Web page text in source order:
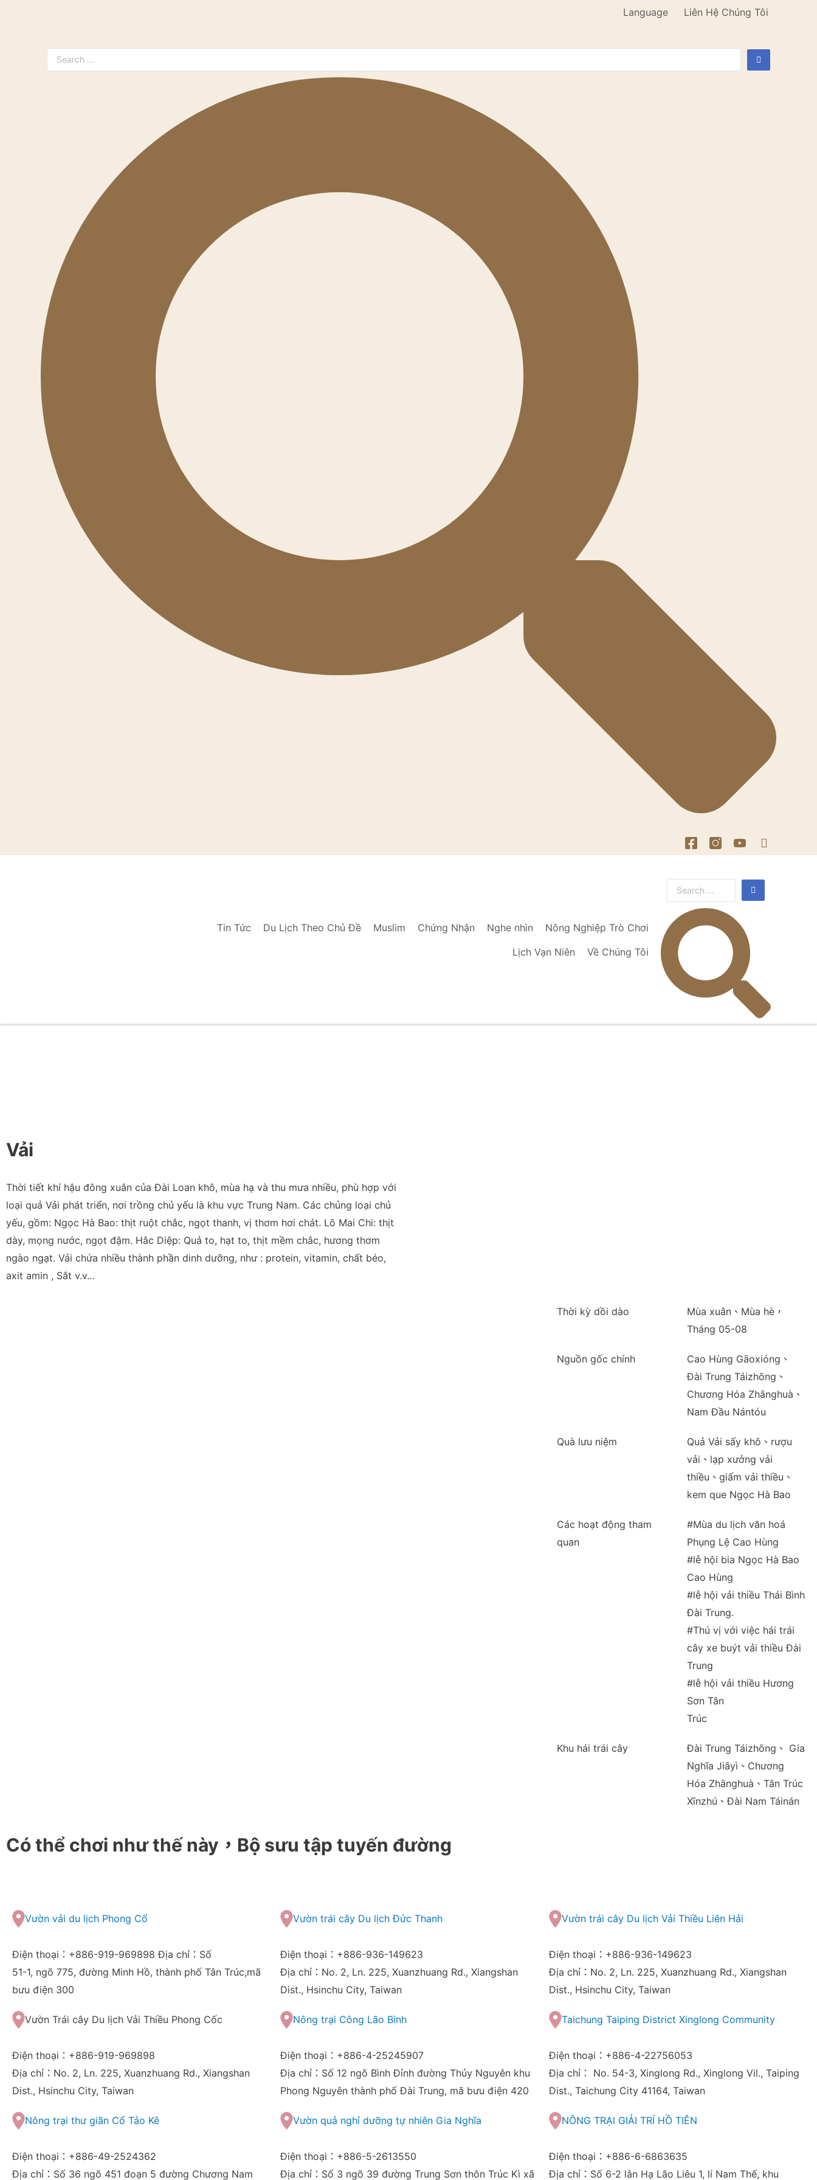
Language Liên Hệ Chúng Tôi
Tin Tức Du Lịch Theo Chủ Đề Muslim Chứng Nhận Nghe nhìn
Nông Nghiệp Trò Chơi
Lịch Vạn Niên
Về Chúng Tôi
Vải
Thời tiết khí hậu đông xuân của Đài Loan khô, mùa hạ và thu mưa nhiều, phù hợp với
loại quả Vải phát triển, nơi trồng chủ yếu là khu vực Trung Nam. Các chủng loại chủ
yếu, gồm: Ngọc Hà Bao: thịt ruột chắc, ngọt thanh, vị thơm hơi chát. Lô Mai Chi: thịt
dày, mọng nước, ngọt đậm. Hắc Diệp: Quả to, hạt to, thịt mềm chắc, hương thơm
ngào ngạt. Vải chứa nhiều thành phần dinh dưỡng, như : protein, vitamin, chất béo,
axit amin , Sắt v.v…
Thời kỳ dồi dào
Mùa xuân、Mùa hè，
Tháng 05-08
Nguồn gốc chính
Cao Hùng Gāoxióng、
Đài Trung Táizhōng、
Chương Hóa Zhānghuà、
Nam Đầu Nántóu
Quà lưu niệm
Quả Vải sấy khô、rượu
vải、lạp xưởng vải
thiều、giấm vải thiều、
kem que Ngọc Hà Bao
Các hoạt động tham
quan
#Mùa du lịch văn hoá
Phụng Lệ Cao Hùng
#lễ hội bia Ngọc Hà Bao
Cao Hùng
#lễ hội vải thiều Thái Bình
Đài Trung.
#Thú vị với việc hái trái
cây xe buýt vải thiều Đài
Trung
#lễ hội vải thiều Hương
Sơn Tân
Trúc
Khu hái trái cây
Đài Trung Táizhōng、 Gia
Nghĩa Jiāyì、Chương
Hóa Zhānghuà、Tân Trúc
Xīnzhú、Đài Nam Táinán
Có thể chơi như thế này，Bộ sưu tập tuyến đường
Vườn vải du lịch Phong Cổ
Điện thoại：+886-919-969898 Địa chỉ：Số
51-1, ngõ 775, đường Minh Hồ, thành phố Tân Trúc,mã
bưu điện 300
Vườn trái cây Du lịch Đức Thanh
Điện thoại：+886-936-149623
Địa chỉ：No. 2, Ln. 225, Xuanzhuang Rd., Xiangshan
Dist., Hsinchu City, Taiwan
Vườn trái cây Du lịch Vải Thiều Liên Hải
Điện thoại：+886-936-149623
Địa chỉ：No. 2, Ln. 225, Xuanzhuang Rd., Xiangshan
Dist., Hsinchu City, Taiwan
Vườn Trái cây Du lịch Vải Thiều Phong Cốc
Điện thoại：+886-919-969898
Địa chỉ：No. 2, Ln. 225, Xuanzhuang Rd., Xiangshan
Dist., Hsinchu City, Taiwan
Nông trại Công Lão Bình
Điện thoại：+886-4-25245907
Địa chỉ：Số 12 ngõ Bình Đỉnh đường Thủy Nguyên khu
Phong Nguyên thành phố Đài Trung, mã bưu điện 420
Taichung Taiping District Xinglong Community
Điện thoại：+886-4-22756053
Địa chỉ： No. 54-3, Xinglong Rd., Xinglong Vil., Taiping
Dist., Taichung City 41164, Taiwan
Nông trại thư giãn Cổ Tảo Kê
Điện thoại：+886-49-2524362
Địa chỉ：Số 36 ngõ 451 đoạn 5 đường Chương Nam
Vườn quả nghỉ dưỡng tự nhiên Gia Nghĩa
Điện thoại：+886-5-2613550
Địa chỉ：Số 3 ngõ 39 đường Trung Sơn thôn Trúc Kì xã
NÔNG TRẠI GIẢI TRÍ HỒ TIÊN
Điện thoại：+886-6-6863635
Địa chỉ：Số 6-2 lân Hạ Lão Liêu 1, lí Nam Thế, khu